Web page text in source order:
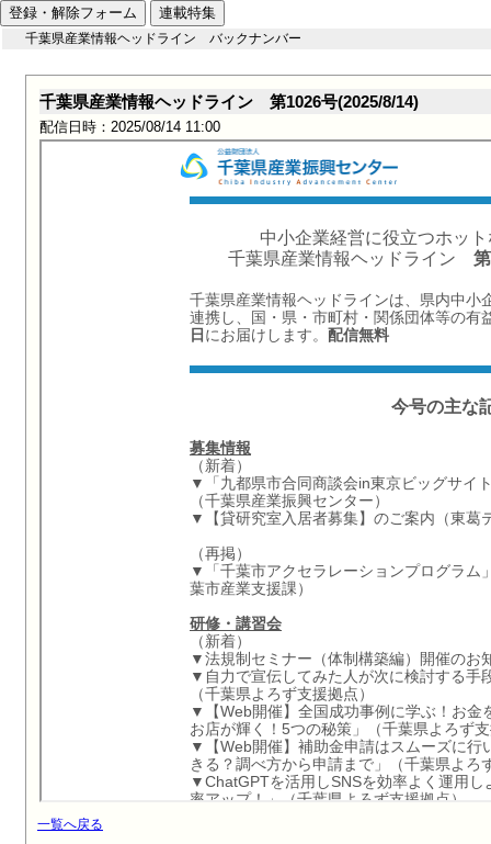
登録・解除フォーム 連載特集
千葉県産業情報ヘッドライン バックナンバー
千葉県産業情報ヘッドライン 第1026号(2025/8/14)
配信日時：2025/08/14 11:00
一覧へ戻る